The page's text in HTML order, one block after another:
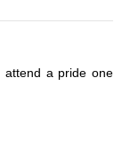
a pride one